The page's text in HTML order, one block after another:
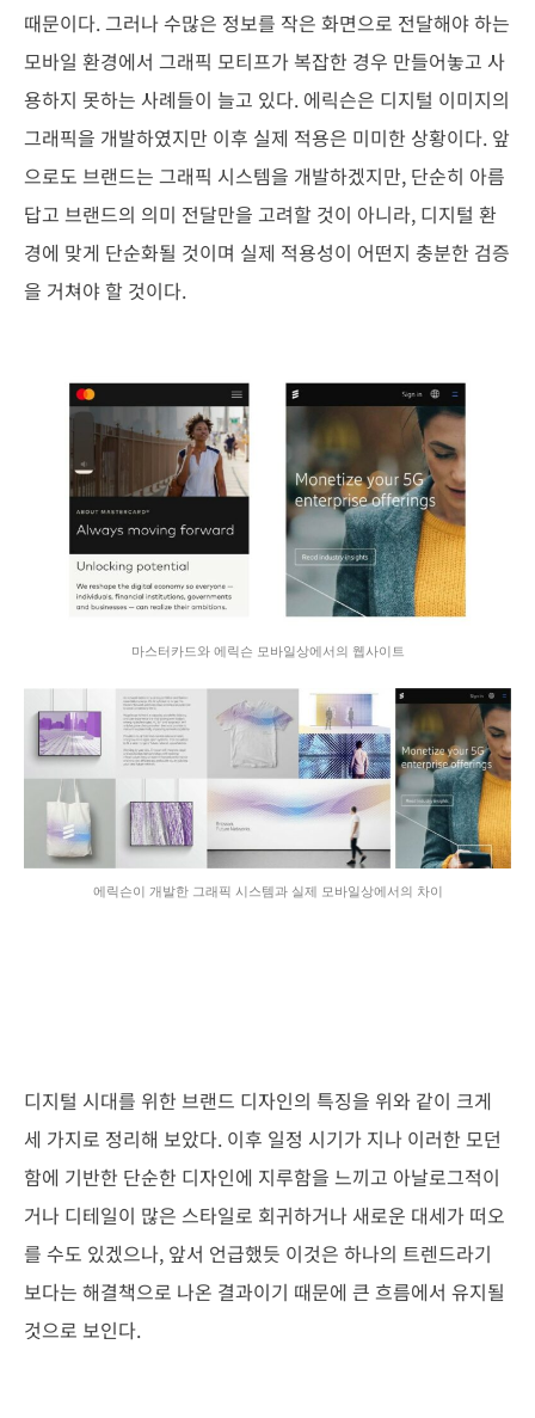
때문이다. 그러나 수많은 정보를 작은 화면으로 전달해야 하는
모바일 환경에서 그래픽 모티프가 복잡한 경우 만들어놓고 사
용하지 못하는 사례들이 늘고 있다. 에릭슨은 디지털 이미지의
그래픽을 개발하였지만 이후 실제 적용은 미미한 상황이다. 앞
으로도 브랜드는 그래픽 시스템을 개발하겠지만, 단순히 아름
답고 브랜드의 의미 전달만을 고려할 것이 아니라, 디지털 환
경에 맞게 단순화될 것이며 실제 적용성이 어떤지 충분한 검증
을 거쳐야 할 것이다.
마스터카드와 에릭슨 모바일상에서의 웹사이트
에릭슨이 개발한 그래픽 시스템과 실제 모바일상에서의 차이
디지털 시대를 위한 브랜드 디자인의 특징을 위와 같이 크게
세 가지로 정리해 보았다. 이후 일정 시기가 지나 이러한 모던
함에 기반한 단순한 디자인에 지루함을 느끼고 아날로그적이
거나 디테일이 많은 스타일로 회귀하거나 새로운 대세가 떠오
를 수도 있겠으나, 앞서 언급했듯 이것은 하나의 트렌드라기
보다는 해결책으로 나온 결과이기 때문에 큰 흐름에서 유지될
것으로 보인다.